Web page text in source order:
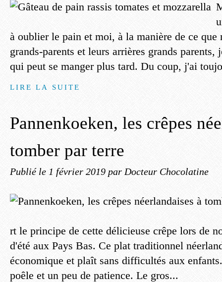
à oublier le pain et moi, à la manière de ce que
grands-parents et leurs arrières grands parents,
qui peut se manger plus tard. Du coup, j'ai
LIRE LA SUITE
Pannenkoeken, les crêpes
tomber par terre
Publié le 1 février 2019 par Docteur Chocolatine
rt le principe de cette délicieuse crêpe lors de
d'été aux Pays Bas. Ce plat traditionnel
économique et plaît sans difficultés aux
poêle et un peu de patience. Le gros...